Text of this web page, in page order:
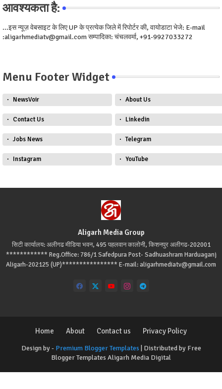
आवश्यकता है:
...इस न्यूज़ वेबसाइट के लिए UP के प्रत्येक जिले में रिपोर्टर की, वायोडाटा भेजे: E-mail
:aligarhmediatv@gmail.com सम्पादिका: चंचलवर्मा, +91-9927033272
Menu Footer Widget
NewsVoir About Us
Contact Us Linkedin
Jobs News Telegram
Instagram YouTube
Aligarh Media Group
सिटी कार्यालय: अलीगढ मीडिया भवन, 495 पहलवान कालोनी, किशनपुर अलीगढ-202001
************ Reg.Office: 786/1 Safedpura Post- Sadhuashram Harduaganj
Aligarh-202125 (UP)**************** E-mail: aligarhmediatv@gmail.com
Design by - Premium Blogger Templates | Distributed by Free
Blogger Templates Aligarh Media Digital
Home About Contact us Privacy Policy